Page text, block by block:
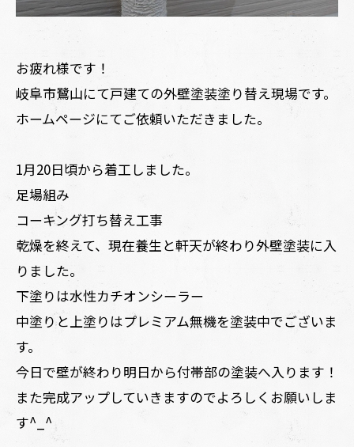
お疲れ様です！
岐阜市鷺山にて戸建ての外壁塗装塗り替え現場です。
ホームページにてご依頼いただきました。
1月20日頃から着工しました。
足場組み
コーキング打ち替え工事
乾燥を終えて、現在養生と軒天が終わり外壁塗装に入
りました。
下塗りは水性カチオンシーラー
中塗りと上塗りはプレミアム無機を塗装中でございま
す。
今日で壁が終わり明日から付帯部の塗装へ入ります！
また完成アップしていきますのでよろしくお願いしま
す^_^